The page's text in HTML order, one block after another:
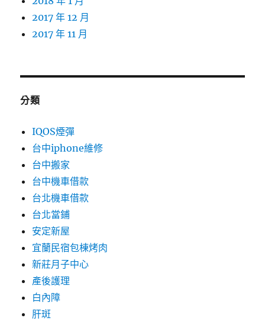
2017 年 12 月
2017 年 11 月
分類
IQOS煙彈
台中iphone維修
台中搬家
台中機車借款
台北機車借款
台北當鋪
安定新屋
宜蘭民宿包棟烤肉
新莊月子中心
產後護理
白內障
肝斑